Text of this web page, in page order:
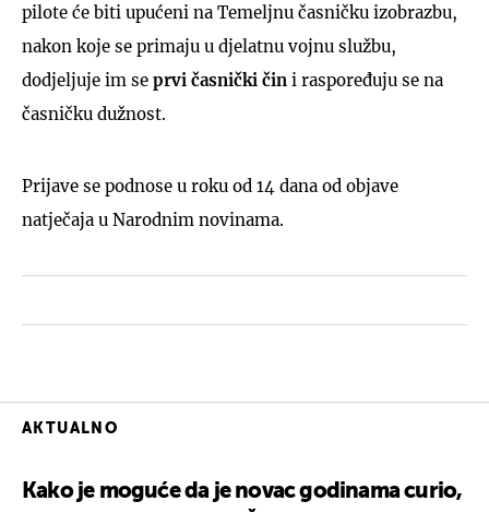
pilote će biti upućeni na Temeljnu časničku izobrazbu,
nakon koje se primaju u djelatnu vojnu službu,
dodjeljuje im se prvi časnički čin i raspoređuju se na
časničku dužnost.
Prijave se podnose u roku od 14 dana od objave
natječaja u Narodnim novinama.
AKTUALNO
Kako je moguće da je novac godinama curio,